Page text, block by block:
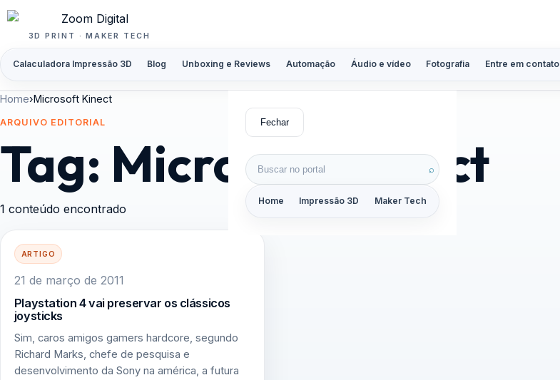
Pular para o conteúdo
3D PRINT · MAKER TECH
Calaculadora Impressão 3D Blog Unboxing e Reviews Automação Áudio e vídeo Fotografia Entre em contato
Fechar
Buscar por: ⌕
Home Impressão 3D Maker Tech
Home›Microsoft Kinect
ARQUIVO EDITORIAL
Tag: Microsoft Kinect
1 conteúdo encontrado
ARTIGO
21 de março de 2011
Playstation 4 vai preservar os clássicos
joysticks
Sim, caros amigos gamers hardcore, segundo
Richard Marks, chefe de pesquisa e
desenvolvimento da Sony na américa, a futura